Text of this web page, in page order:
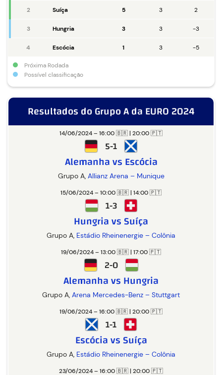
2 Suíça 5 3 2
3 Hungria 3 3 -3
4 Escócia 1 3 -5
Próxima Rodada
Possível classificação
Resultados do Grupo A da EURO 2024
14/06/2024 – 16:00 🇧🇷 | 20:00 🇵🇹
Grupo A, Allianz Arena – Munique
5-1
Alemanha vs Escócia
15/06/2024 – 10:00 🇧🇷 | 14:00 🇵🇹
Grupo A, Estádio Rheinenergie – Colônia
1-3
Hungria vs Suíça
19/06/2024 – 13:00 🇧🇷 | 17:00 🇵🇹
Grupo A, Arena Mercedes-Benz – Stuttgart
2-0
Alemanha vs Hungria
19/06/2024 – 16:00 🇧🇷 | 20:00 🇵🇹
Grupo A, Estádio Rheinenergie – Colônia
1-1
Escócia vs Suíça
23/06/2024 – 16:00 🇧🇷 | 20:00 🇵🇹